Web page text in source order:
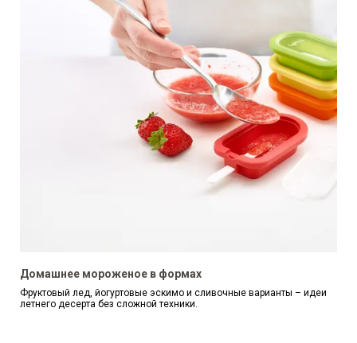
Домашнее мороженое в формах
Фруктовый лед, йогуртовые эскимо и сливочные варианты – идеи
летнего десерта без сложной техники.